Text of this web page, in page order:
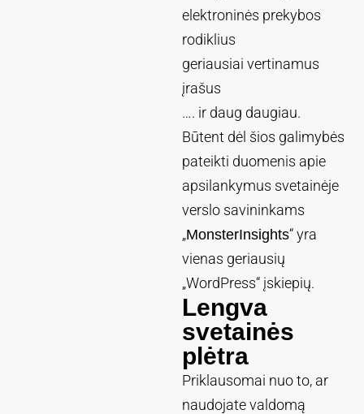
elektroninės prekybos
rodiklius
geriausiai vertinamus
įrašus
…. ir daug daugiau.
Būtent dėl šios galimybės
pateikti duomenis apie
apsilankymus svetainėje
verslo savininkams
„MonsterInsights“ yra
vienas geriausių
„WordPress“ įskiepių.
Lengva
svetainės
plėtra
Priklausomai nuo to, ar
naudojate valdomą